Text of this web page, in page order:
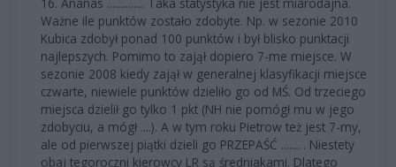
Ważne ile punktów zostało zdobyte. Np. w sezonie 2010
Kubica zdobył ponad 100 punktów i był blisko punktacji
najlepszych. Pomimo to zajął dopiero 7-me miejsce. W
sezonie 2008 kiedy zajął w generalnej klasyfikacji miejsce
czwarte, niewiele punktów dzieliło go od MŚ. Od trzeciego
miejsca dzielił go tylko 1 pkt (NH nie pomógł mu w jego
zdobyciu, a mógł ....). A w tym roku Pietrow też jest 7-my,
ale od pierwszej piątki dzieli go PRZEPAŚĆ ....... . Niestety
obaj tegoroczni kierowcy LR są średniakami. Dlatego